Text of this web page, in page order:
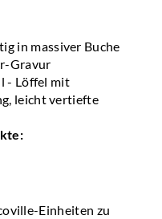
in massiver Buche
Gravur
- Löffel mit
leicht vertiefte
Einheiten zu